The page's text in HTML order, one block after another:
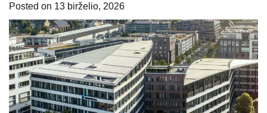
Posted on 13 birželio, 2026